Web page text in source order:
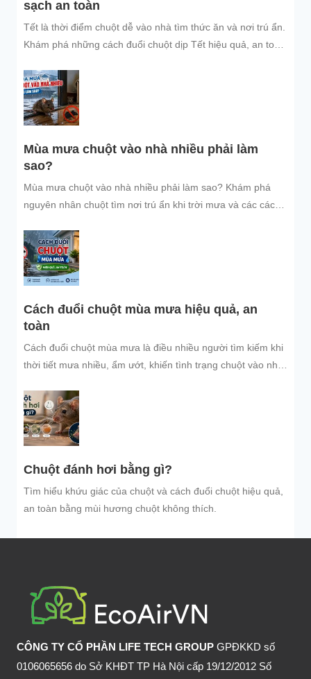
sạch an toàn
Tết là thời điểm chuột dễ vào nhà tìm thức ăn và nơi trú ẩn.
Khám phá những cách đuổi chuột dịp Tết hiệu quả, an toàn
đình và đón năm mới an tâm.
Mùa mưa chuột vào nhà nhiều phải làm
sao?
Mùa mưa chuột vào nhà nhiều phải làm sao? Khám phá
nguyên nhân chuột tìm nơi trú ẩn khi trời mưa và các cách
bảo vệ không gian sống sạch sẽ.
Cách đuổi chuột mùa mưa hiệu quả, an
toàn
Cách đuổi chuột mùa mưa là điều nhiều người tìm kiếm khi
thời tiết mưa nhiều, ẩm ướt, khiến tình trạng chuột vào nhà
Chuột đánh hơi bằng gì?
Tìm hiểu khứu giác của chuột và cách đuổi chuột hiệu quả,
an toàn bằng mùi hương chuột không thích.
CÔNG TY CỔ PHẦN LIFE TECH GROUP GPĐKKD số
0106065656 do Sở KHĐT TP Hà Nội cấp 19/12/2012 Số